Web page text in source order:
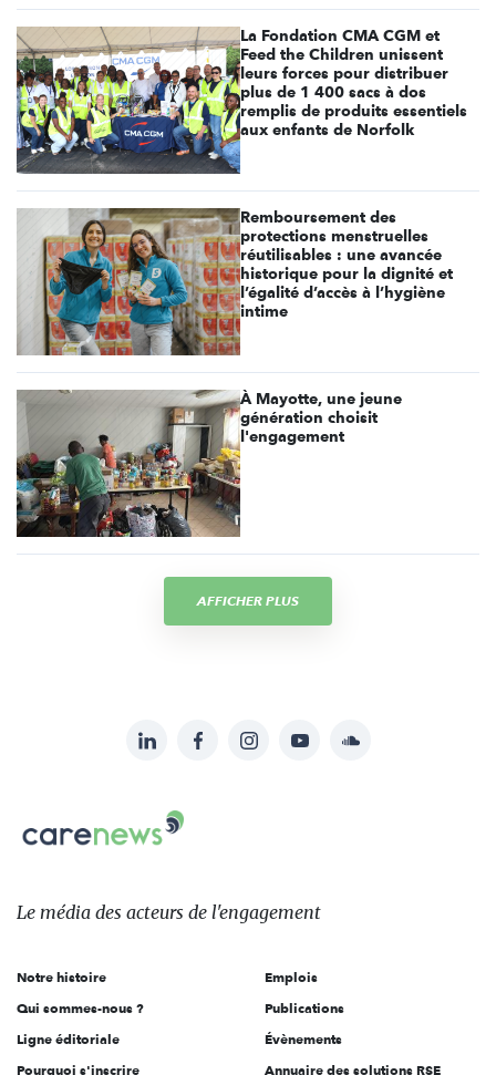
La Fondation CMA CGM et
Feed the Children unissent
leurs forces pour distribuer
plus de 1 400 sacs à dos
remplis de produits essentiels
aux enfants de Norfolk
Remboursement des
protections menstruelles
réutilisables : une avancée
historique pour la dignité et
l’égalité d’accès à l’hygiène
intime
À Mayotte, une jeune
génération choisit
l'engagement
AFFICHER PLUS
sur:
LinkedInFacebookInstagramYouTubeSoundcloud
Carenews,
Le
des
l'engagement
Le média des acteurs de l'engagement
Notre histoire
Qui sommes-nous ?
Ligne éditoriale
Pourquoi s'inscrire
Emplois
Publications
Évènements
Annuaire des solutions RSE